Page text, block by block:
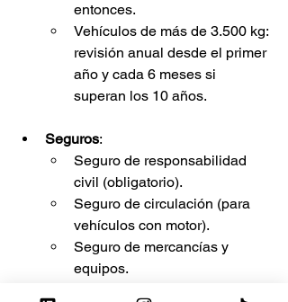
entonces.
Vehículos de más de 3.500 kg:
revisión anual desde el primer
año y cada 6 meses si
superan los 10 años.
Seguros:
Seguro de responsabilidad
civil (obligatorio).
Seguro de circulación (para
vehículos con motor).
Seguro de mercancías y
equipos.